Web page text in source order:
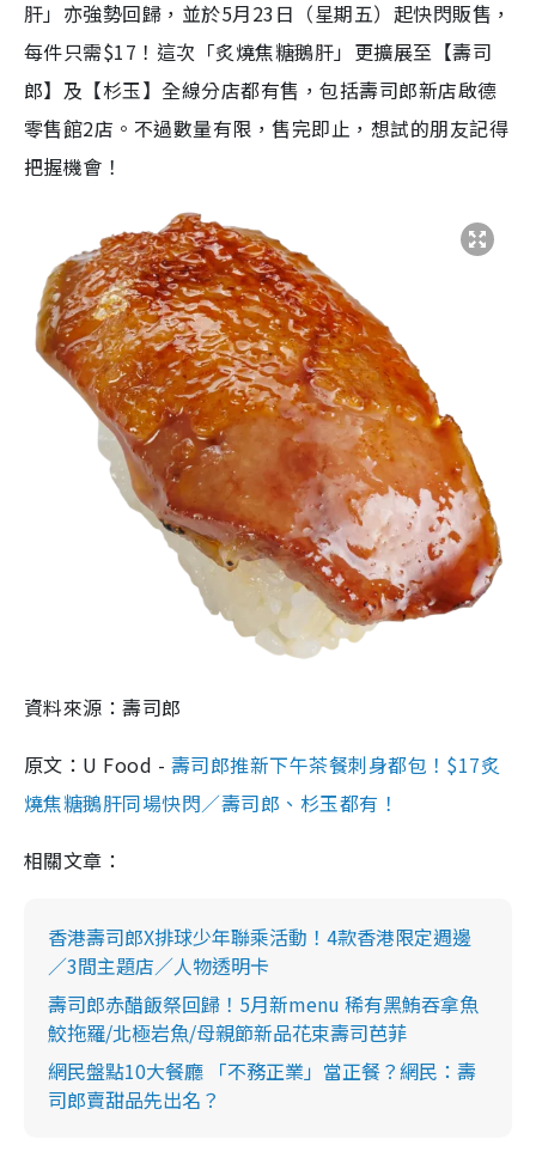
肝」亦強勢回歸，並於5月23日（星期五）起快閃販售，
每件只需$17！這次「炙燒焦糖鵝肝」更擴展至【壽司
郎】及【杉玉】全線分店都有售，包括壽司郎新店啟德
零售館2店。不過數量有限，售完即止，想試的朋友記得
把握機會！
資料來源：壽司郎
原文：U Food - 壽司郎推新下午茶餐刺身都包！$17炙
燒焦糖鵝肝同場快閃／壽司郎、杉玉都有！
相關文章：
香港壽司郎X排球少年聯乘活動！4款香港限定週邊
／3間主題店／人物透明卡
壽司郎赤醋飯祭回歸！5月新menu 稀有黑鮪吞拿魚
鮫拖羅/北極岩魚/母親節新品花束壽司芭菲
網民盤點10大餐廳 「不務正業」當正餐？網民：壽
司郎賣甜品先出名？